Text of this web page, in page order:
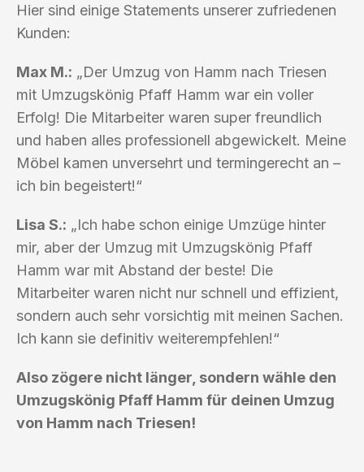
Hier sind einige Statements unserer zufriedenen
Kunden:
Max M.: „Der Umzug von Hamm nach Triesen
mit Umzugskönig Pfaff Hamm war ein voller
Erfolg! Die Mitarbeiter waren super freundlich
und haben alles professionell abgewickelt. Meine
Möbel kamen unversehrt und termingerecht an –
ich bin begeistert!“
Lisa S.: „Ich habe schon einige Umzüge hinter
mir, aber der Umzug mit Umzugskönig Pfaff
Hamm war mit Abstand der beste! Die
Mitarbeiter waren nicht nur schnell und effizient,
sondern auch sehr vorsichtig mit meinen Sachen.
Ich kann sie definitiv weiterempfehlen!“
Also zögere nicht länger, sondern wähle den
Umzugskönig Pfaff Hamm für deinen Umzug
von Hamm nach Triesen!